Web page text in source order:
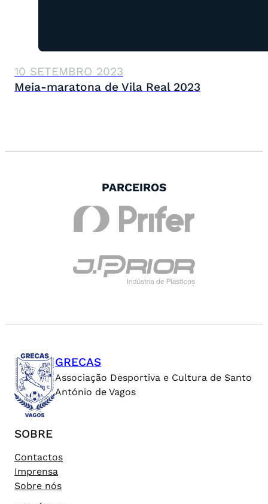
10 SETEMBRO 2023
Meia-maratona de Vila Real 2023
PARCEIROS
GRECAS
Associação Desportiva e Cultura de Santo
António de Vagos
SOBRE
Contactos
Imprensa
Sobre nós